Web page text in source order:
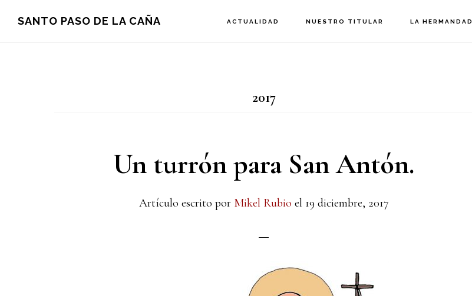
SANTO PASO DE LA CAÑA ACTUALIDAD NUESTRO TITULAR LA HERMANDAD
2017
Un turrón para San Antón.
Artículo escrito por Mikel Rubio el 19 diciembre, 2017